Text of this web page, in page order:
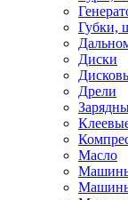
Губки,
Диски
Дрели
Масло